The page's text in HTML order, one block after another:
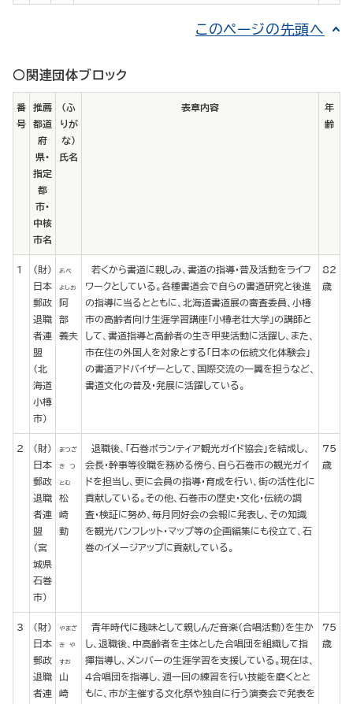
このページの先頭へ
○関連団体ブロック
番
号
推薦
都道
府
県・
指定
都
市・
中核
市名
（ふ
りが
な）
氏名
表章内容
年
齢
1
(財)
日本
郵政
退職
者連
盟
（北
海道
小樽
市）
あべ
よしお
阿
部
義夫
若くから書道に親しみ、書道の指導・普及活動をライフ
ワークとしている。各種書道会で自らの書道研究と後進
の指導に当るとともに、北海道書道展の審査委員、小樽
市の高齢者向け生涯学習講座「小樽老壮大学」の講師と
して、書道指導と高齢者の生き甲斐活動に活躍し、また、
市在住の外国人を対象とする「日本の伝統文化体験会」
の書道アドバイザーとして、国際交流の一翼を担うなど、
書道文化の普及・発展に活躍している。
82
歳
2
(財)
日本
郵政
退職
者連
盟
（宮
城県
石巻
市）
まつざ
き つ
とむ
松
崎
勤
退職後、「石巻ボランティア観光ガイド協会」を結成し、
会長・幹事等役職を務める傍ら、自ら石巻市の観光ガイ
ドを担当し、更に会員の指導・育成を行い、街の活性化に
貢献している。その他、石巻市の歴史・文化・伝統の調
査・検証に努め、毎月同好会の会報に発表し、その知識
を観光パンフレット・マップ等の企画編集にも役立て、石
巻のイメージアップに貢献している。
75
歳
3
(財)
日本
郵政
退職
者連
やまざ
き や
すお
山
崎
青年時代に趣味として親しんだ音楽（合唱活動）を生か
し、退職後、中高齢者を主体とした合唱団を組織して指
揮指導し、メンバーの生涯学習を支援している。現在は、
４合唱団を指導し、週一回の練習を行い技能を磨くとと
もに、市が主催する文化祭や独自に行う演奏会で発表を
75
歳